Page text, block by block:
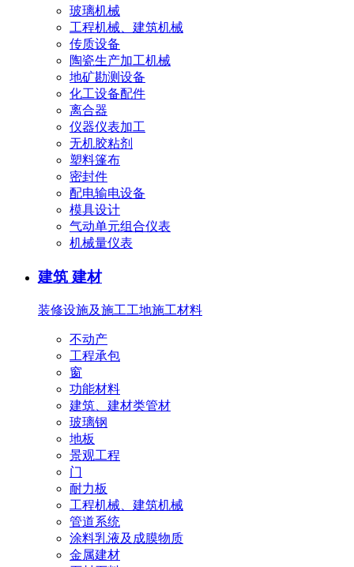
玻璃机械
工程机械、建筑机械
传质设备
陶瓷生产加工机械
地矿勘测设备
化工设备配件
离合器
仪器仪表加工
无机胶粘剂
塑料篷布
密封件
配电输电设备
模具设计
气动单元组合仪表
机械量仪表
建筑 建材
装修设施及施工工地施工材料
不动产
工程承包
窗
功能材料
建筑、建材类管材
玻璃钢
地板
景观工程
门
耐力板
工程机械、建筑机械
管道系统
涂料乳液及成膜物质
金属建材